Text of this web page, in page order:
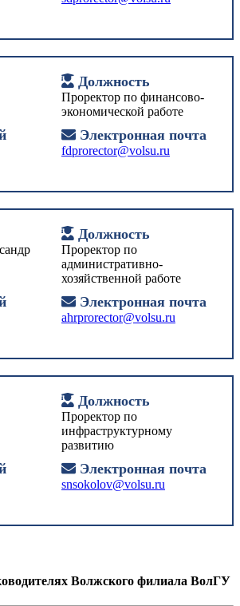
Должность
Проректор по финансово-
экономической работе
Электронная почта
fdprorector@volsu.ru
Должность
Проректор по
административно-
хозяйственной работе
Электронная почта
ahrprorector@volsu.ru
Должность
Проректор по
инфраструктурному
развитию
Электронная почта
snsokolov@volsu.ru
Волжского филиала ВолГУ